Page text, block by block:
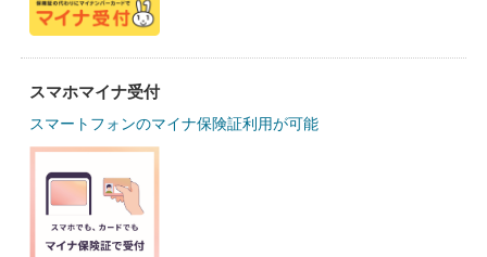
スマホマイナ受付
スマートフォンのマイナ保険証利用が可能